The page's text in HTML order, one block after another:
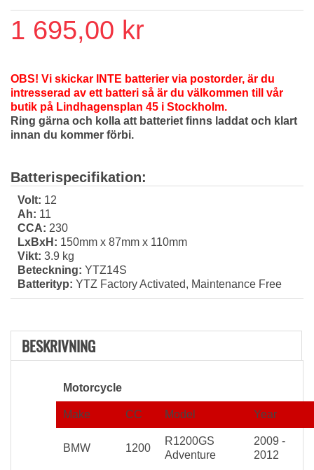
1 695,00 kr
OBS! Vi skickar INTE batterier via postorder, är du
intresserad av ett batteri så är du välkommen till vår
butik på Lindhagensplan 45 i Stockholm.
Ring gärna och kolla att batteriet finns laddat och klart
innan du kommer förbi.
Batterispecifikation:
Volt: 12
Ah: 11
CCA: 230
LxBxH: 150mm x 87mm x 110mm
Vikt: 3.9 kg
Beteckning: YTZ14S
Batterityp: YTZ Factory Activated, Maintenance Free
BESKRIVNING
Motorcycle
Make CC Model Year
BMW 1200
R1200GS
Adventure
2009 -
2012